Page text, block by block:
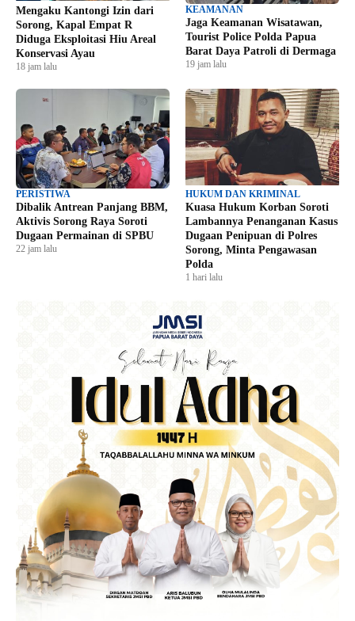
Mengaku Kantongi Izin dari
Sorong, Kapal Empat R
Diduga Eksploitasi Hiu Areal
Konservasi Ayau
18 jam lalu
KEAMANAN
Jaga Keamanan Wisatawan,
Tourist Police Polda Papua
Barat Daya Patroli di Dermaga
19 jam lalu
PERISTIWA
Dibalik Antrean Panjang BBM,
Aktivis Sorong Raya Soroti
Dugaan Permainan di SPBU
22 jam lalu
HUKUM DAN KRIMINAL
Kuasa Hukum Korban Soroti
Lambannya Penanganan Kasus
Dugaan Penipuan di Polres
Sorong, Minta Pengawasan
Polda
1 hari lalu